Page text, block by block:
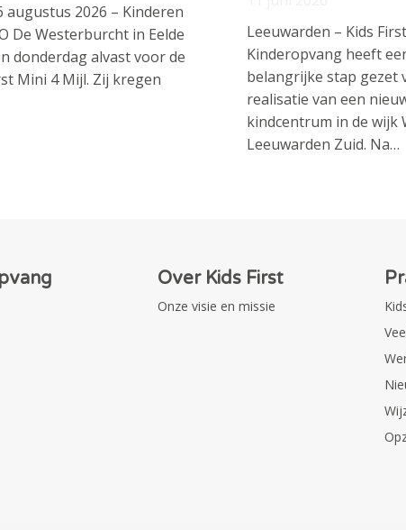
augustus 2026 – Kinderen
De Westerburcht in Eelde
donderdag alvast voor de
Mini 4 Mijl. Zij kregen
Leeuwarden – Kids First
Kinderopvang heeft
belangrijke stap gezet
realisatie van een
kindcentrum in de wijk
Leeuwarden Zuid. Na…
Over Kids First
Onze visie en missie